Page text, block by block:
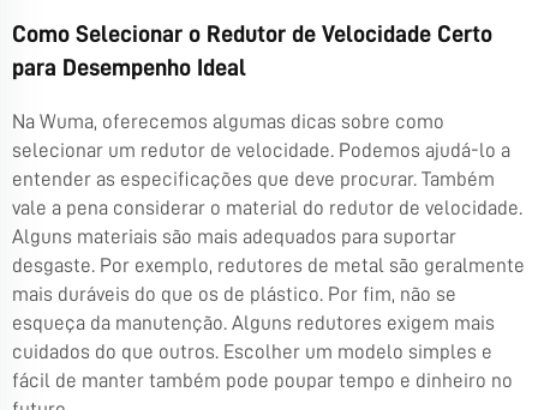
Como Selecionar o Redutor de Velocidade Certo
para Desempenho Ideal
Na Wuma, oferecemos algumas dicas sobre como
selecionar um redutor de velocidade. Podemos ajudá-lo a
entender as especificações que deve procurar. Também
vale a pena considerar o material do redutor de velocidade.
Alguns materiais são mais adequados para suportar
desgaste. Por exemplo, redutores de metal são geralmente
mais duráveis do que os de plástico. Por fim, não se
esqueça da manutenção. Alguns redutores exigem mais
cuidados do que outros. Escolher um modelo simples e
fácil de manter também pode poupar tempo e dinheiro no